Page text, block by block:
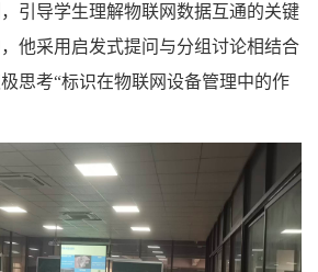
引导学生理解物联网数据互通的关键
他采用启发式提问与分组讨论相结合
思考“标识在物联网设备管理中的作